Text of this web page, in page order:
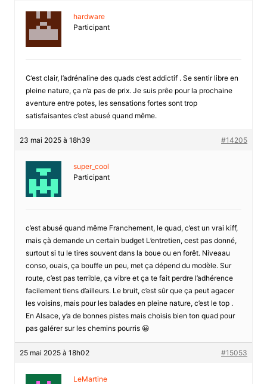
hardware
Participant
C’est clair, l’adrénaline des quads c’est addictif . Se sentir libre en
pleine nature, ça n’a pas de prix. Je suis prêe pour la prochaine
aventure entre potes, les sensations fortes sont trop
satisfaisantes c’est abusé quand même.
23 mai 2025 à 18h39 #14205
super_cool
Participant
c’est abusé quand même Franchement, le quad, c’est un vrai kiff,
mais çà demande un certain budget L’entretien, cest pas donné,
surtout si tu le tires souvent dans la boue ou en forêt. Niveaau
conso, ouais, ça bouffe un peu, met ça dépend du modèle. Sur
route, c’est pas terrible, ça vibre et ça te fait perdre l’adhérence
facilement tiens d’ailleurs. Le bruit, c’est sûr que ça peut agacer
les voisins, mais pour les balades en pleine nature, c’est le top .
En Alsace, y’a de bonnes pistes mais choisis bien ton quad pour
pas galérer sur les chemins pourris 😀
25 mai 2025 à 18h02 #15053
LeMartine